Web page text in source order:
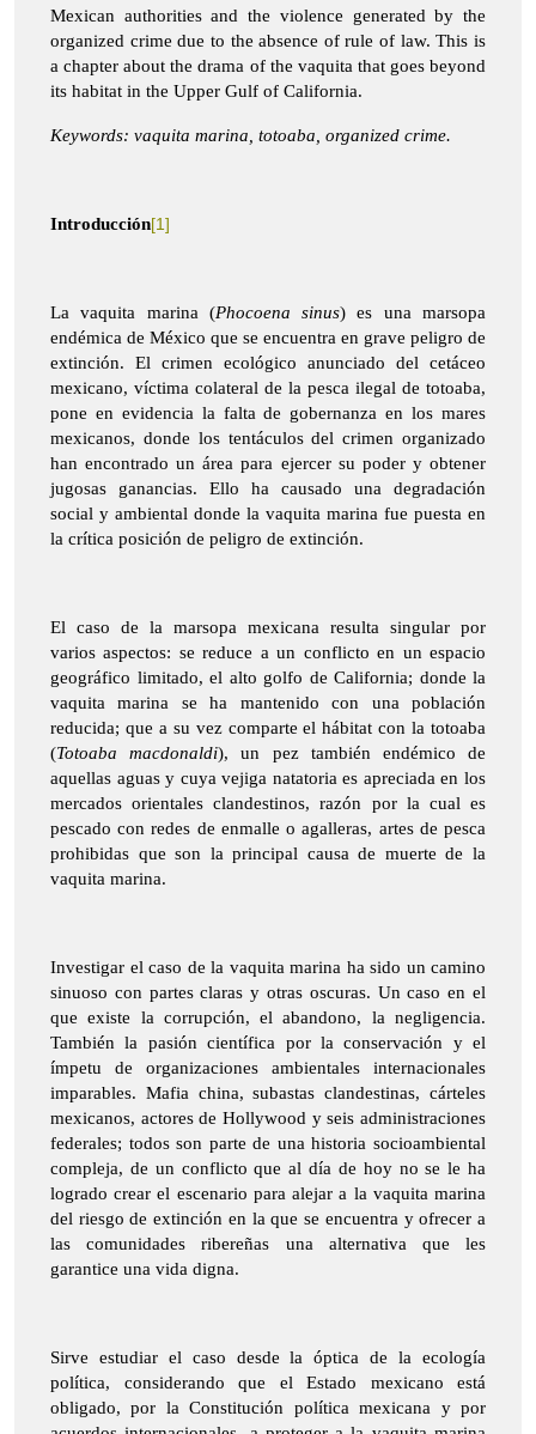
Mexican authorities and the violence generated by the
organized crime due to the absence of rule of law. This is
a chapter about the drama of the vaquita that goes beyond
its habitat in the Upper Gulf of California.
Keywords: vaquita marina, totoaba, organized crime.
Introducción[1]
La vaquita marina (Phocoena sinus) es una marsopa
endémica de México que se encuentra en grave peligro de
extinción. El crimen ecológico anunciado del cetáceo
mexicano, víctima colateral de la pesca ilegal de totoaba,
pone en evidencia la falta de gobernanza en los mares
mexicanos, donde los tentáculos del crimen organizado
han encontrado un área para ejercer su poder y obtener
jugosas ganancias. Ello ha causado una degradación
social y ambiental donde la vaquita marina fue puesta en
la crítica posición de peligro de extinción.
El caso de la marsopa mexicana resulta singular por
varios aspectos: se reduce a un conflicto en un espacio
geográfico limitado, el alto golfo de California; donde la
vaquita marina se ha mantenido con una población
reducida; que a su vez comparte el hábitat con la totoaba
(Totoaba macdonaldi), un pez también endémico de
aquellas aguas y cuya vejiga natatoria es apreciada en los
mercados orientales clandestinos, razón por la cual es
pescado con redes de enmalle o agalleras, artes de pesca
prohibidas que son la principal causa de muerte de la
vaquita marina.
Investigar el caso de la vaquita marina ha sido un camino
sinuoso con partes claras y otras oscuras. Un caso en el
que existe la corrupción, el abandono, la negligencia.
También la pasión científica por la conservación y el
ímpetu de organizaciones ambientales internacionales
imparables. Mafia china, subastas clandestinas, cárteles
mexicanos, actores de Hollywood y seis administraciones
federales; todos son parte de una historia socioambiental
compleja, de un conflicto que al día de hoy no se le ha
logrado crear el escenario para alejar a la vaquita marina
del riesgo de extinción en la que se encuentra y ofrecer a
las comunidades ribereñas una alternativa que les
garantice una vida digna.
Sirve estudiar el caso desde la óptica de la ecología
política, considerando que el Estado mexicano está
obligado, por la Constitución política mexicana y por